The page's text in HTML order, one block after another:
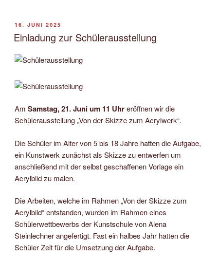
VERÖFFENTLICHT
AM
16. JUNI 2025
Einladung zur Schülerausstellung
Am Samstag, 21. Juni um 11 Uhreröffnen wir die
Schülerausstellung „Von der Skizze zum Acrylwerk“.
Die Schüler im Alter von 5 bis 18 Jahre hatten die Aufgabe,
ein Kunstwerk zunächst als Skizze zu entwerfen um
anschließend mit der selbst geschaffenen Vorlage ein
Acrylblid zu malen.
Die Arbeiten, welche im Rahmen „Von der Skizze zum
Acrylbild“ entstanden, wurden im Rahmen eines
Schülerwettbewerbs der Kunstschule von Alena
Steinlechner angefertigt. Fast ein halbes Jahr hatten die
Schüler Zeit für die Umsetzung der Aufgabe.